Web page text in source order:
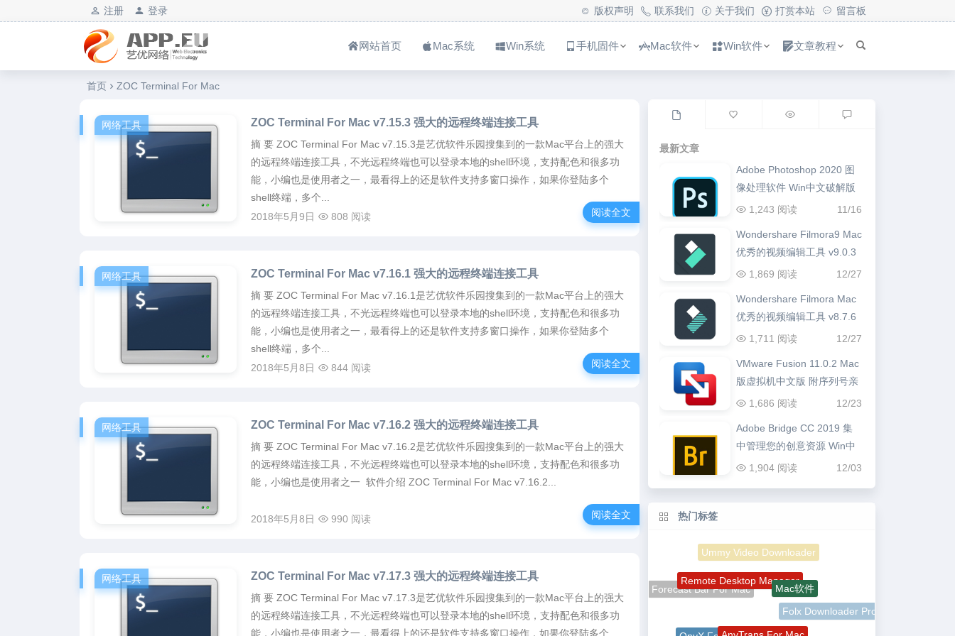
注册 登录 版权声明 联系我们 关于我们 打赏本站 留言板
艺优软件乐园
网站首页 Mac系统 Win系统 手机固件 Mac软件 Win软件 文章教程
首页 ZOC Terminal For Mac
网络工具 ZOC Terminal For Mac v7.15.3 强大的远程终端连接工具
摘 要 ZOC Terminal For Mac v7.15.3是艺优软件乐园搜集到的一款Mac平台上的强大
的远程终端连接工具，不光远程终端也可以登录本地的shell环境，支持配色和很多功
能，小编也是使用者之一，最看得上的还是软件支持多窗口操作，如果你登陆多个
shell终端，多个...
2018年5月9日
808 阅读 阅读全文
网络工具 ZOC Terminal For Mac v7.16.1 强大的远程终端连接工具
摘 要 ZOC Terminal For Mac v7.16.1是艺优软件乐园搜集到的一款Mac平台上的强大
的远程终端连接工具，不光远程终端也可以登录本地的shell环境，支持配色和很多功
能，小编也是使用者之一，最看得上的还是软件支持多窗口操作，如果你登陆多个
shell终端，多个...
2018年5月8日
844 阅读 阅读全文
网络工具 ZOC Terminal For Mac v7.16.2 强大的远程终端连接工具
摘 要 ZOC Terminal For Mac v7.16.2是艺优软件乐园搜集到的一款Mac平台上的强大
的远程终端连接工具，不光远程终端也可以登录本地的shell环境，支持配色和很多功
能，小编也是使用者之一 软件介绍 ZOC Terminal For Mac v7.16.2...
2018年5月8日 990 阅读 阅读全文
网络工具 ZOC Terminal For Mac v7.17.3 强大的远程终端连接工具
摘 要 ZOC Terminal For Mac v7.17.3是艺优软件乐园搜集到的一款Mac平台上的强大
的远程终端连接工具，不光远程终端也可以登录本地的shell环境，支持配色和很多功
能，小编也是使用者之一，最看得上的还是软件支持多窗口操作，如果你登陆多个
最新文章
Adobe Photoshop 2020 图
像处理软件 Win中文破解版
11/16
1,243 阅读
Wondershare Filmora9 Mac
优秀的视频编辑工具 v9.0.3
12/27
1,869 阅读
Wondershare Filmora Mac
优秀的视频编辑工具 v8.7.6
12/27
1,711 阅读
VMware Fusion 11.0.2 Mac
版虚拟机中文版 附序列号亲
测可用
12/23
1,686 阅读
Adobe Bridge CC 2019 集
中管理您的创意资源 Win中
文版
12/03
1,904 阅读
热门标签
Forecast Bar For Mac
Remote Desktop Manager
Mac软件
Folx Downloader Pro
OnyX For MacAnyTrans For Mac